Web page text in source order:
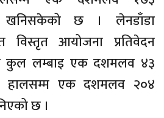
खनिसकेको छ । लेनडाँडा
विस्तृत आयोजना प्रतिवेदन
कुल लम्बाइ एक दशमलव ४३
हालसम्म एक दशमलव २०४
छ ।